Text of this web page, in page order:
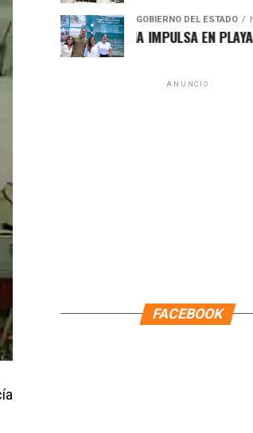
GOBIERNO DEL ESTADO
MARA LEZAMA IMPULSA EN PLAYA DEL
ANUNCIO
FACEBOOK